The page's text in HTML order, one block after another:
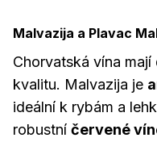
Malvazija a Plavac
Chorvatská vína
kvalitu. Malvazija je
ideální k rybám a
robustní červené